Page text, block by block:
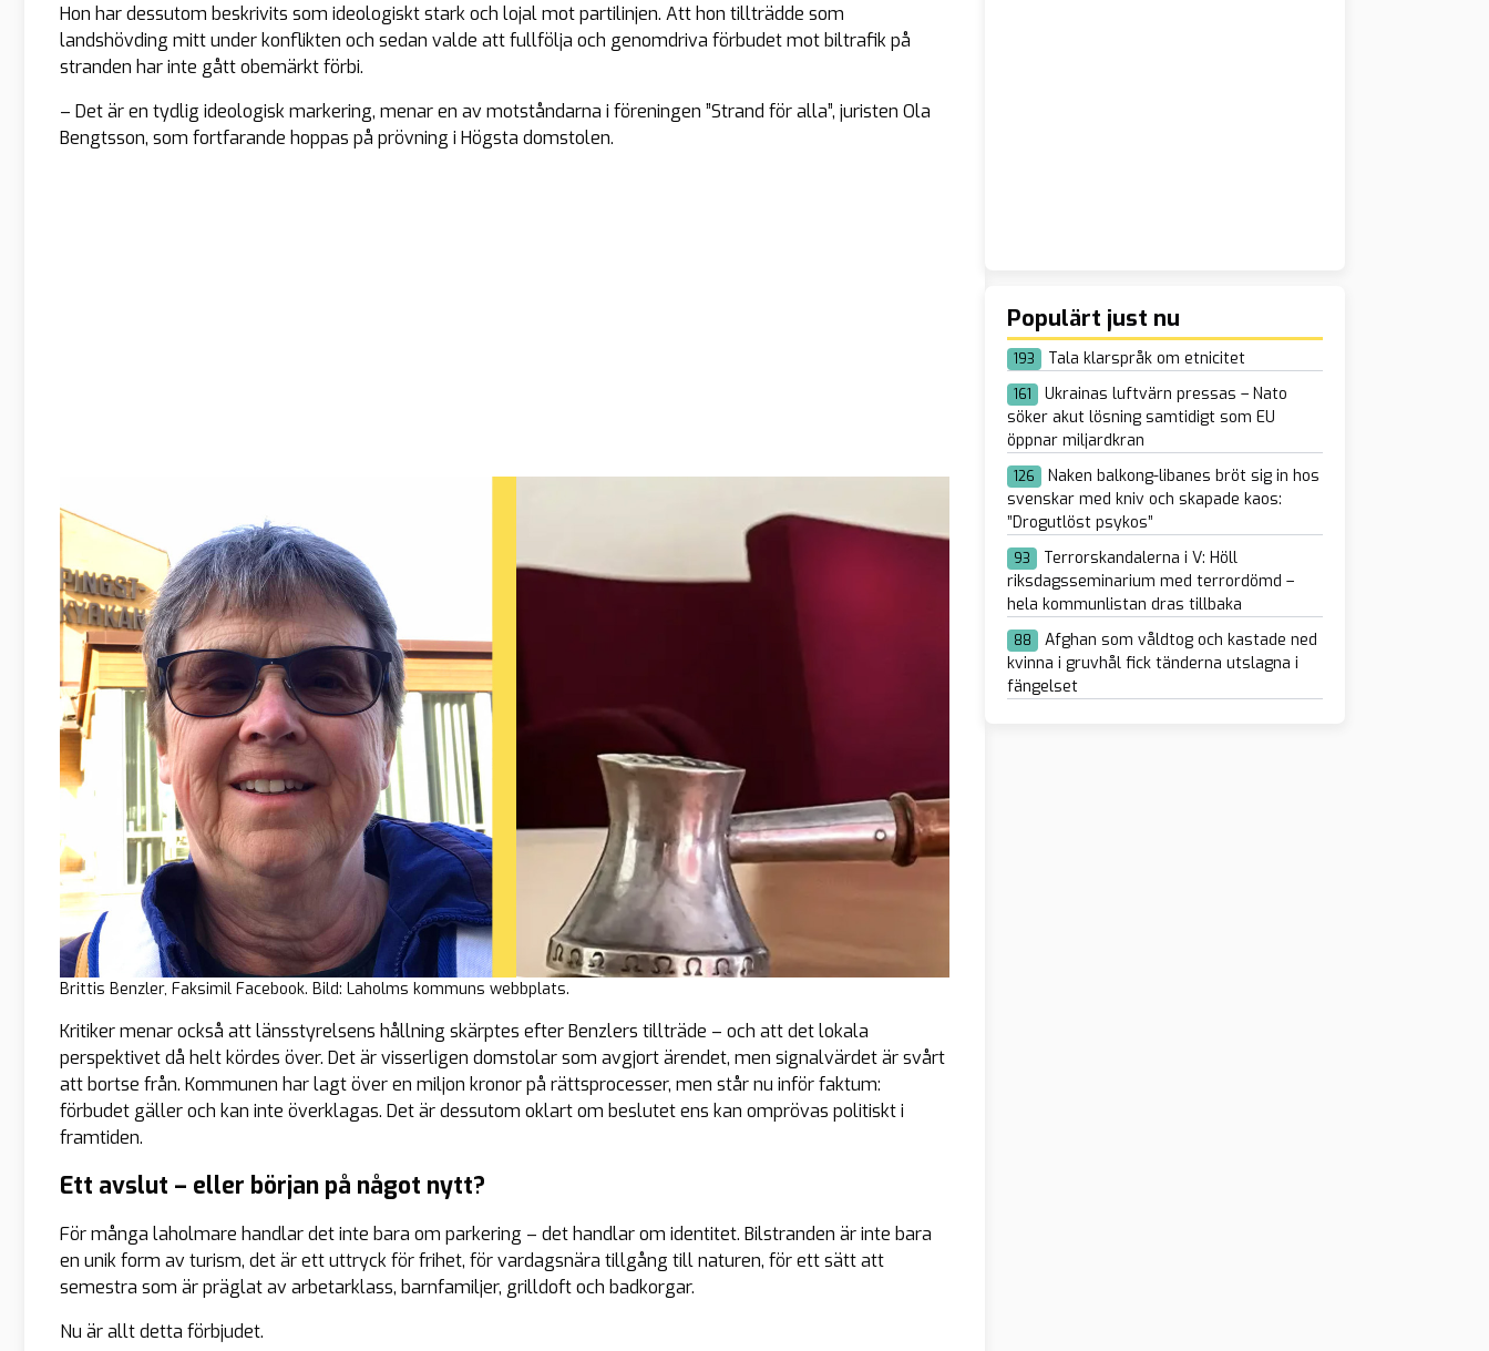
Hon har dessutom beskrivits som ideologiskt stark och lojal mot partilinjen. Att hon tillträdde som
landshövding mitt under konflikten och sedan valde att fullfölja och genomdriva förbudet mot biltrafik på
stranden har inte gått obemärkt förbi.
– Det är en tydlig ideologisk markering, menar en av motståndarna i föreningen ”Strand för alla”, juristen Ola
Bengtsson, som fortfarande hoppas på prövning i Högsta domstolen.
Brittis Benzler, Faksimil Facebook. Bild: Laholms kommuns webbplats.
Kritiker menar också att länsstyrelsens hållning skärptes efter Benzlers tillträde – och att det lokala
perspektivet då helt kördes över. Det är visserligen domstolar som avgjort ärendet, men signalvärdet är svårt
att bortse från. Kommunen har lagt över en miljon kronor på rättsprocesser, men står nu inför faktum:
förbudet gäller och kan inte överklagas. Det är dessutom oklart om beslutet ens kan omprövas politiskt i
framtiden.
Ett avslut – eller början på något nytt?
För många laholmare handlar det inte bara om parkering – det handlar om identitet. Bilstranden är inte bara
en unik form av turism, det är ett uttryck för frihet, för vardagsnära tillgång till naturen, för ett sätt att
semestra som är präglat av arbetarklass, barnfamiljer, grilldoft och badkorgar.
Nu är allt detta förbjudet.
Populärt just nu
193 Tala klarspråk om etnicitet
161
Ukrainas luftvärn pressas – Nato
söker akut lösning samtidigt som EU
öppnar miljardkran
126
Naken balkong-libanes bröt sig in hos
svenskar med kniv och skapade kaos:
”Drogutlöst psykos”
93
Terrorskandalerna i V: Höll
riksdagsseminarium med terrordömd –
hela kommunlistan dras tillbaka
88
Afghan som våldtog och kastade ned
kvinna i gruvhål fick tänderna utslagna i
fängelset